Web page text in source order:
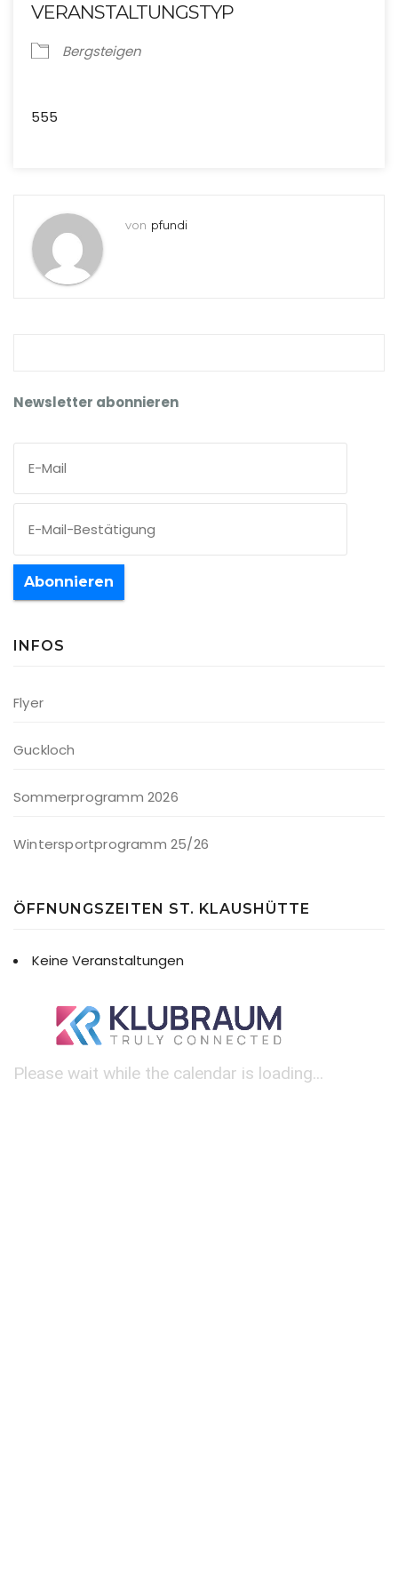
VERANSTALTUNGSTYP
Bergsteigen
555
von pfundi
Newsletter abonnieren
Abonnieren
INFOS
Flyer
Guckloch
Sommerprogramm 2026
Wintersportprogramm 25/26
ÖFFNUNGSZEITEN ST. KLAUSHÜTTE
Keine Veranstaltungen